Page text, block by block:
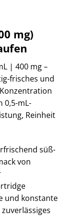
mg)
| 400 mg –
frisches und
0,5-mL-
Reinheit
süß-
von
und konstante